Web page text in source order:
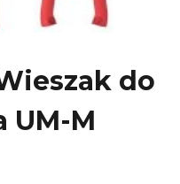
do
UM-M